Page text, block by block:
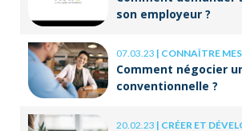
son employeur ?
07.03.23 | CONNAÎTRE
Comment négocier
conventionnelle ?
20.02.23 | CRÉER ET